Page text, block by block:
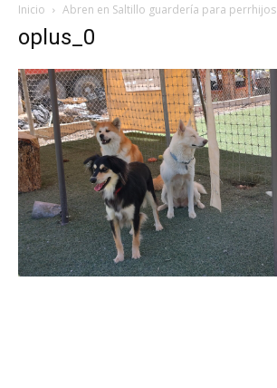
Inicio Abren en Saltillo guardería para perrhijos
oplus_0